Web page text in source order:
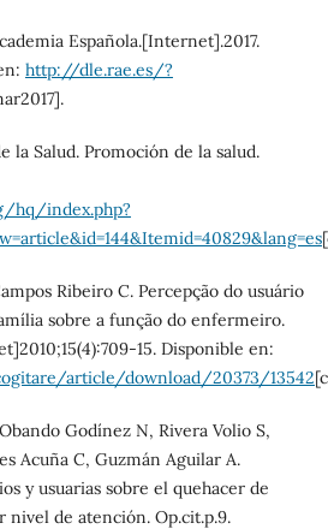
Española.[Internet].2017.
http://dle.rae.es/?
la Salud. Promoción de la salud.
hq/index.php?
Ribeiro C. Percepção do usuário
sobre a função do enfermeiro.
15. Disponible en:
article/download/20373/13542
Godínez N, Rivera Volio S,
Acuña C, Guzmán Aguilar A.
y usuarias sobre el quehacer de
de atención. Op.cit.p.9.